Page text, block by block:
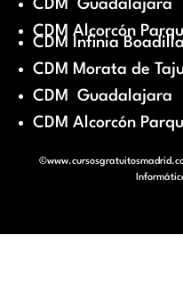
CDM Guadalajara
CDM Alcorcón
CDM Infinia Boadilla
CDM Morata de
CDM Guadalajara
CDM Alcorcón